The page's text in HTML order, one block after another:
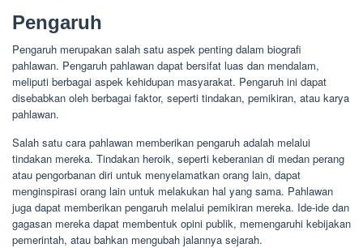
Pengaruh
Pengaruh merupakan salah satu aspek penting dalam biografi
pahlawan. Pengaruh pahlawan dapat bersifat luas dan mendalam,
meliputi berbagai aspek kehidupan masyarakat. Pengaruh ini dapat
disebabkan oleh berbagai faktor, seperti tindakan, pemikiran, atau karya
pahlawan.
Salah satu cara pahlawan memberikan pengaruh adalah melalui
tindakan mereka. Tindakan heroik, seperti keberanian di medan perang
atau pengorbanan diri untuk menyelamatkan orang lain, dapat
menginspirasi orang lain untuk melakukan hal yang sama. Pahlawan
juga dapat memberikan pengaruh melalui pemikiran mereka. Ide-ide dan
gagasan mereka dapat membentuk opini publik, memengaruhi kebijakan
pemerintah, atau bahkan mengubah jalannya sejarah.